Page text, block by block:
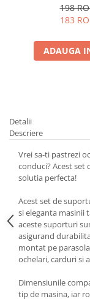
198
183
ADAUGA
Detalii
Descriere
Vrei sa-ti pastrezi
conduci? Acest
solutia perfecta!
Acest set de
si eleganta masinii
aceste suporturi
asigurand
montat pe
ochelari, carduri si
Dimensiunile
tip de masina, iar